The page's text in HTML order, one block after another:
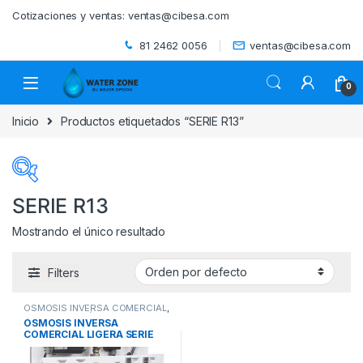
Cotizaciones y ventas: ventas@cibesa.com
81 2462 0056 ventas@cibesa.com
0
Inicio Productos etiquetados “SERIE R13”
ACCESORIOS (0)
BEBEDEROS(0)
BIODIGESTORES
SERIE R13
Mostrando el único resultado
Filters
OSMOSIS INVERSA COMERCIAL,
SISTEMAS DE ÓSMOSIS
INVERSA Y UTRAFILTRACIÓN
SISTEMAS DE TRATAMIENTO DE
ÓSMOSIS INVERSA
COMERCIAL LIGERA SERIE
R13 WATTS